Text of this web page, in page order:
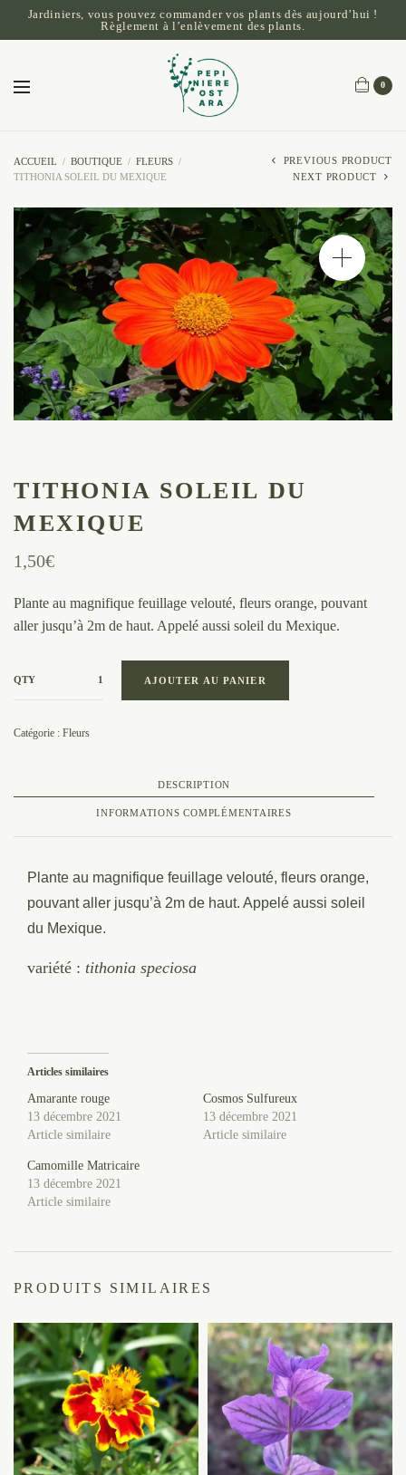
Jardiniers, vous pouvez commander vos plants dès aujourd’hui !
Règlement à l’enlèvement des plants.
0
ACCUEIL / BOUTIQUE / FLEURS /
TITHONIA SOLEIL DU MEXIQUE
PREVIOUS PRODUCT
NEXT PRODUCT
TITHONIA SOLEIL DU
MEXIQUE
1,50€
Plante au magnifique feuillage velouté, fleurs orange, pouvant
aller jusqu’à 2m de haut. Appelé aussi soleil du Mexique.
QTY AJOUTER AU PANIER
Catégorie : Fleurs
DESCRIPTION
INFORMATIONS COMPLÉMENTAIRES
Plante au magnifique feuillage velouté, fleurs orange,
pouvant aller jusqu’à 2m de haut. Appelé aussi soleil
du Mexique.
variété : tithonia speciosa
Articles similaires
Amarante rouge
13 décembre 2021
Article similaire
Cosmos Sulfureux
13 décembre 2021
Article similaire
Camomille Matricaire
13 décembre 2021
Article similaire
PRODUITS SIMILAIRES